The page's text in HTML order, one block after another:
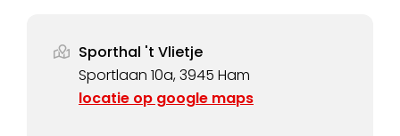
Sporthal 't Vlietje
Sportlaan 10a, 3945 Ham
locatie op google maps